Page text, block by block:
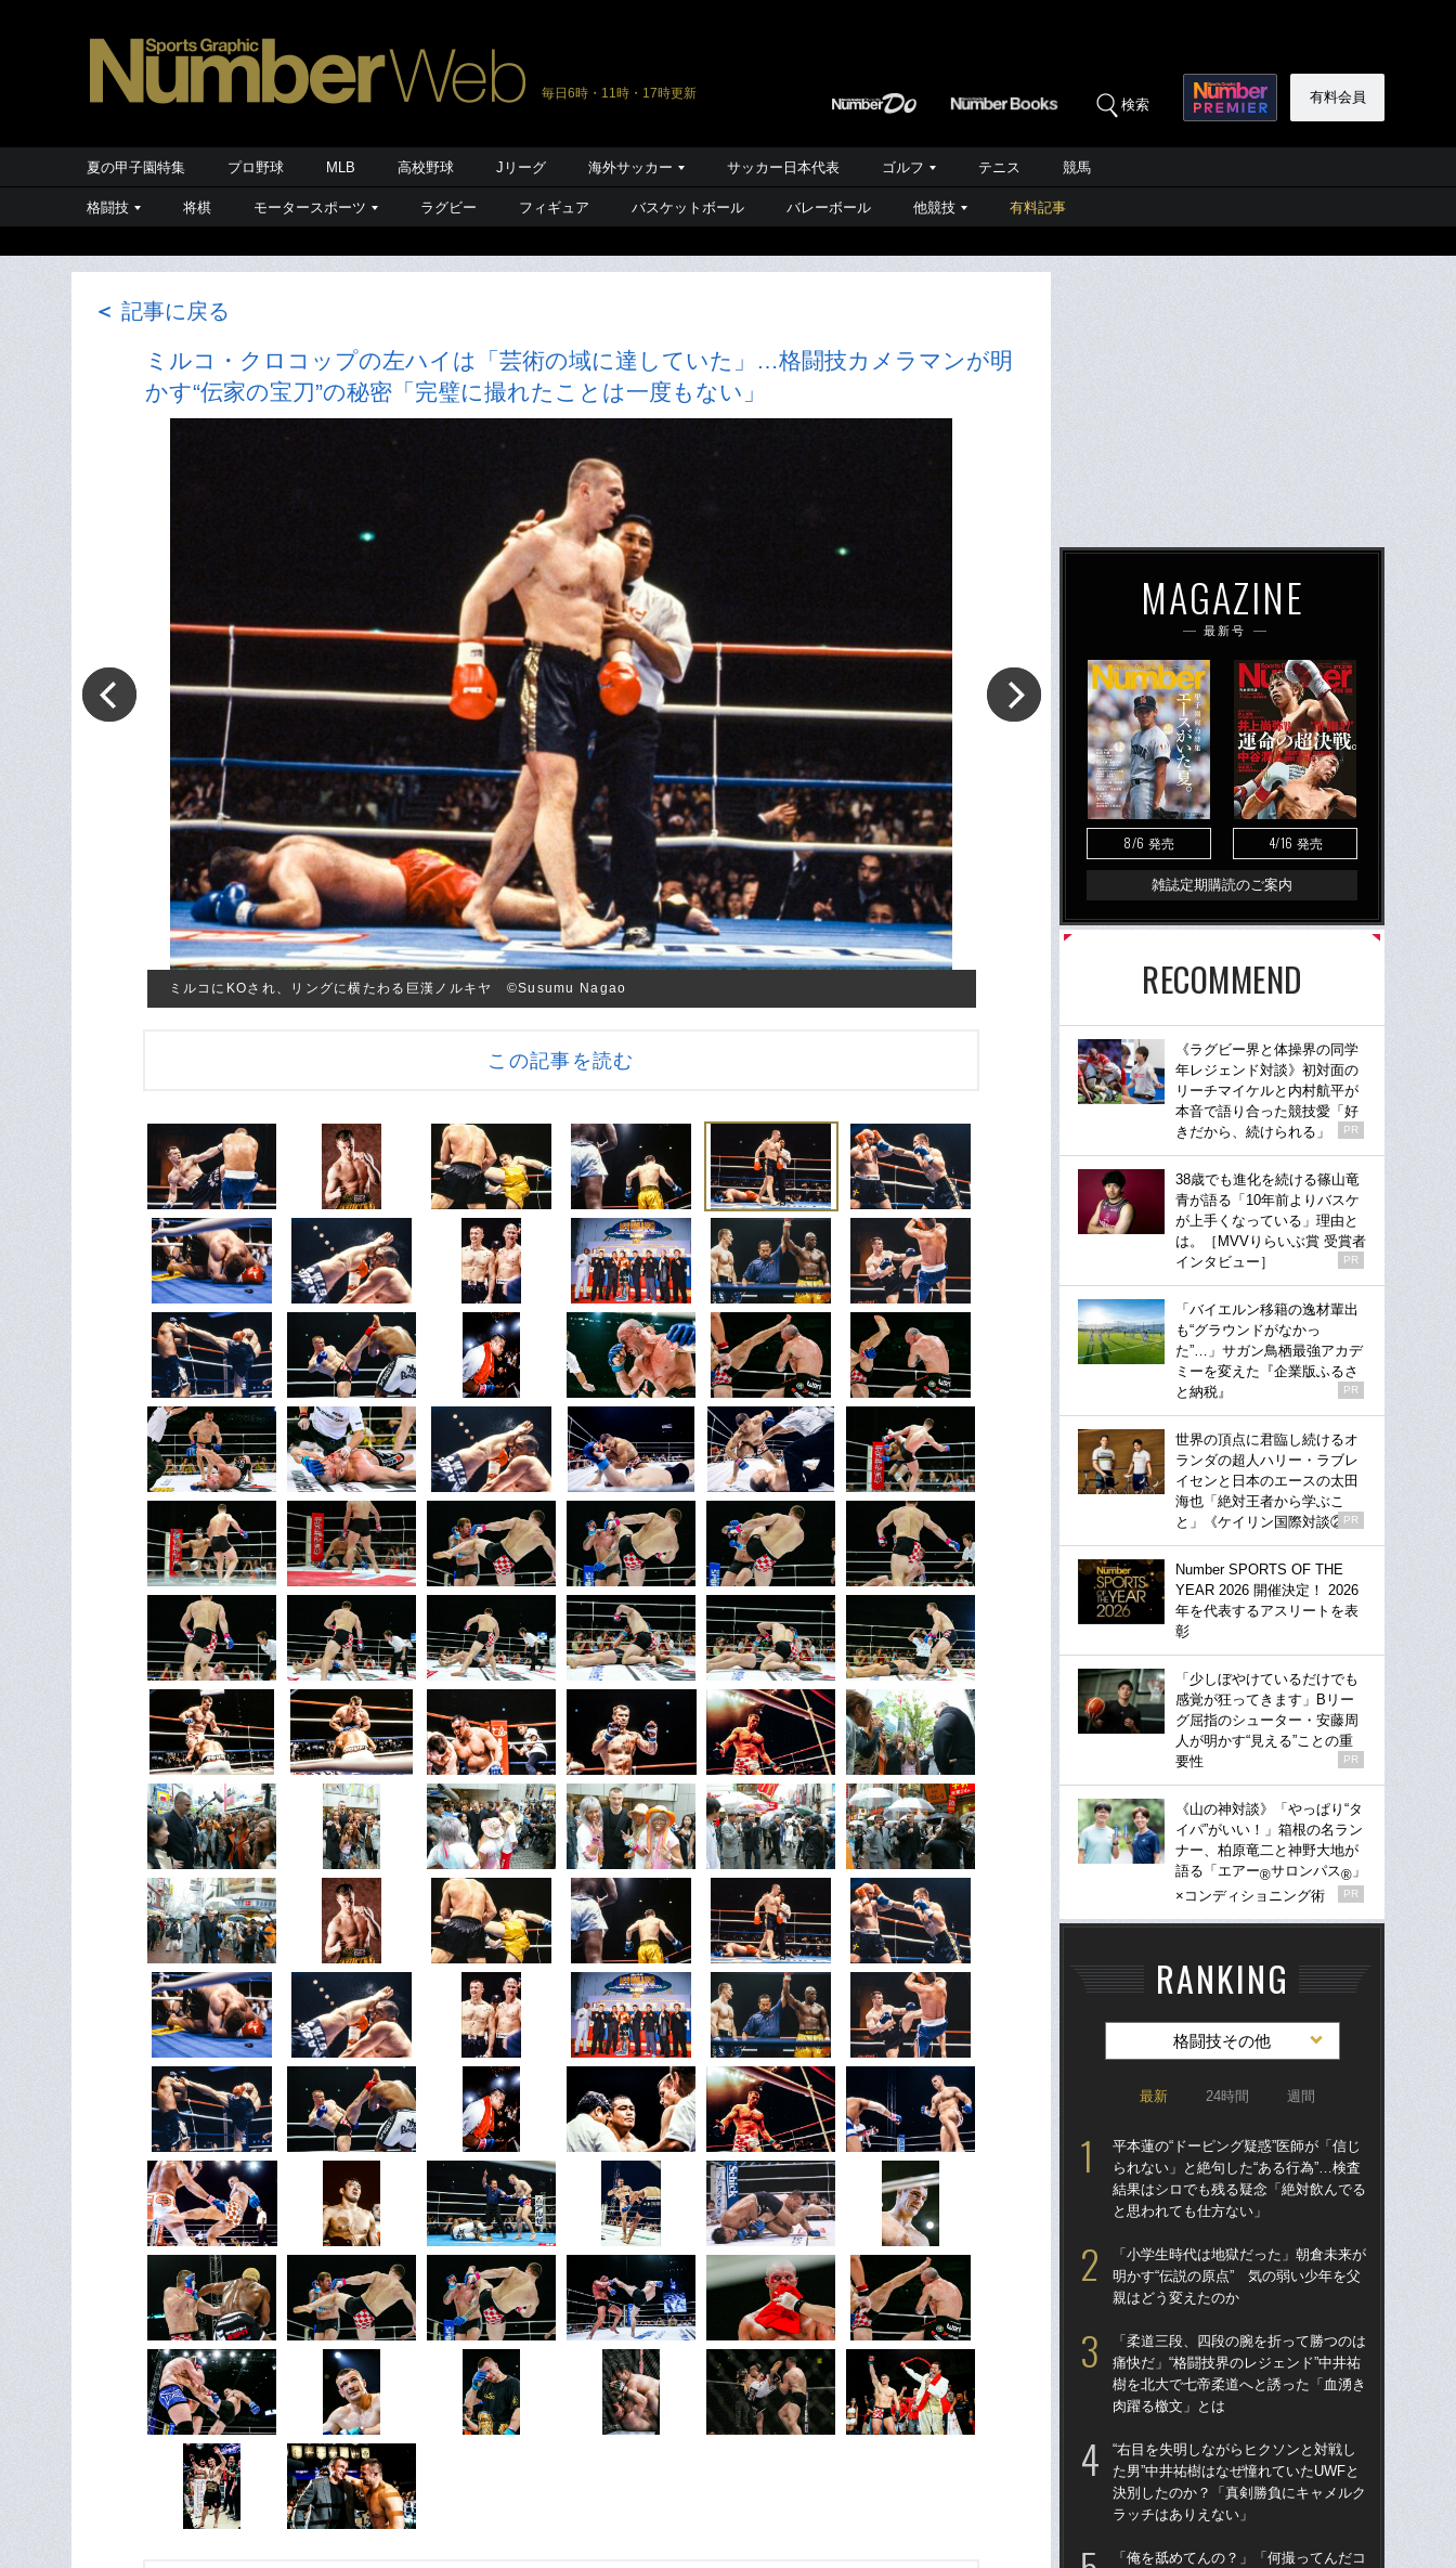
毎日6時・11時・17時更新
検索 有料会員
夏の甲子園特集 プロ野球 MLB 高校野球 Jリーグ 海外サッカー サッカー日本代表 ゴルフ テニス 競馬
格闘技 将棋 モータースポーツ ラグビー フィギュア バスケットボール バレーボール 他競技 有料記事
＜ 記事に戻る
ミルコ・クロコップの左ハイは「芸術の域に達していた」…格闘技カメラマンが明
かす“伝家の宝刀”の秘密「完璧に撮れたことは一度もない」
ミルコにKOされ、リングに横たわる巨漢ノルキヤ ©Susumu Nagao
この記事を読む
MAGAZINE
最新号
8/6 発売 4/16 発売
雑誌定期購読のご案内
RECOMMEND
《ラグビー界と体操界の同学
年レジェンド対談》初対面の
リーチマイケルと内村航平が
本音で語り合った競技愛「好
きだから、続けられる」
PR
38歳でも進化を続ける篠山竜
青が語る「10年前よりバスケ
が上手くなっている」理由と
は。［MVVりらいぶ賞 受賞者
インタビュー］
PR
「バイエルン移籍の逸材輩出
も“グラウンドがなかっ
た”…」サガン鳥栖最強アカデ
ミーを変えた『企業版ふるさ
と納税』
PR
世界の頂点に君臨し続けるオ
ランダの超人ハリー・ラブレ
イセンと日本のエースの太田
海也「絶対王者から学ぶこ
と」《ケイリン国際対談②》
PR
Number SPORTS OF THE
YEAR 2026 開催決定！ 2026
年を代表するアスリートを表
彰
「少しぼやけているだけでも
感覚が狂ってきます」Bリー
グ屈指のシューター・安藤周
人が明かす“見える”ことの重
要性
PR
《山の神対談》「やっぱり“タ
イパ”がいい！」箱根の名ラン
ナー、柏原竜二と神野大地が
語る「エアー®サロンパス® 」
×コンディショニング術
PR
RANKING
格闘技その他
最新 24時間 週間
平本蓮の“ドーピング疑惑”医師が「信じ
られない」と絶句した“ある行為”…検査
結果はシロでも残る疑念「絶対飲んでる
と思われても仕方ない」
「小学生時代は地獄だった」朝倉未来が
明かす“伝説の原点” 気の弱い少年を父
親はどう変えたのか
「柔道三段、四段の腕を折って勝つのは
痛快だ」“格闘技界のレジェンド”中井祐
樹を北大で七帝柔道へと誘った「血湧き
肉躍る檄文」とは
“右目を失明しながらヒクソンと対戦し
た男”中井祐樹はなぜ憧れていたUWFと
決別したのか？「真剣勝負にキャメルク
ラッチはありえない」
「俺を舐めてんの？」「何撮ってんだコ